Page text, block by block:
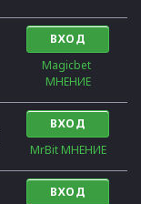
ВХОД
Magicbet
МНЕНИЕ
ВХОД
MrBit МНЕНИЕ
ВХОД